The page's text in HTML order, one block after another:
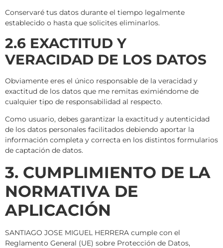
Conservaré tus datos durante el tiempo legalmente
establecido o hasta que solicites eliminarlos.
2.6 EXACTITUD Y
VERACIDAD DE LOS DATOS
Obviamente eres el único responsable de la veracidad y
exactitud de los datos que me remitas eximiéndome de
cualquier tipo de responsabilidad al respecto.
Como usuario, debes garantizar la exactitud y autenticidad
de los datos personales facilitados debiendo aportar la
información completa y correcta en los distintos formularios
de captación de datos.
3. CUMPLIMIENTO DE LA
NORMATIVA DE
APLICACIÓN
SANTIAGO JOSE MIGUEL HERRERA cumple con el
Reglamento General (UE) sobre Protección de Datos,